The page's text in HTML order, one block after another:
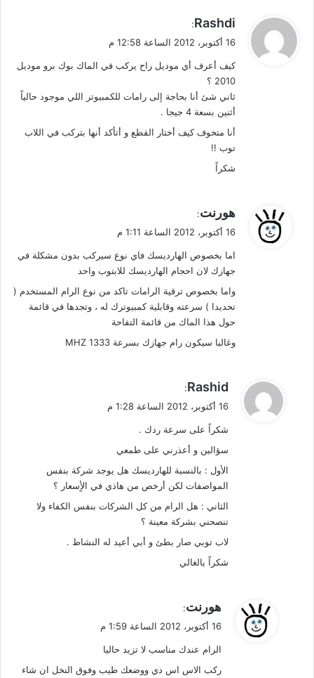
ي
ل
Rashdi
:
16 أكتوبر، 2012 الساعة 12:58 م
كيف أعرف أي موديل راح يركب في الماك بوك برو موديل
2010 ؟
ثاني شئ أنا بحاجة إلى رامات للكمبيوتر اللي موجود حالياً
أثنين بسعة 4 جيجا .
أنا متخوف كيف أختار القطع و أتأكد أنها بتركب في اللاب
توب !!
شكراً
ل
هورنت:
16 أكتوبر، 2012 الساعة 1:11 م
اما بخصوص الهارديسك فاي نوع سيركب بدون مشكلة في
جهازك لان احجام الهارديسك للابتوب واحد
واما بخصوص ترقية الرامات تاكد من نوع الرام المستخدم (
تحديدا ) سرعته وقابلية كمبيوترك له ، وتجدها في قائمة
حول هذا الماك من قائمة التفاحة
وغالبا سيكون رام جهازك بسرعة 1333 MHZ
ي
ل
Rashid
:
16 أكتوبر، 2012 الساعة 1:28 م
شكراً على سرعة ردك .
سؤالين و أعذرني على طمعي
الأول : بالنسبة للهارديسك هل يوجد شركة بنفس
المواصفات لكن أرخص من هاذي في الأٍسعار ؟
الثاني : هل الرام من كل الشركات بنفس الكفاء ولا
تنصحني بشركة معينة ؟
لاب توبي صار بطئ و أبي أعيد له النشاط .
شكراً يالغالي
ل
هورنت:
16 أكتوبر، 2012 الساعة 1:59 م
الرام عندك مناسب لا تزيد حاليا
ركب الاس اس دي ووضعك طيب وفوق النخل ان شاء